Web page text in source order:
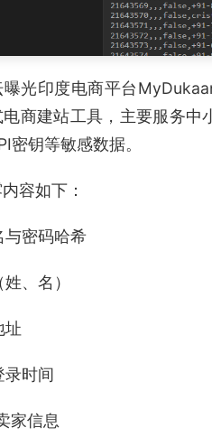
曝光印度电商平台
商建站工具，主要服务中
密钥等敏感数据。
容如下：
密码哈希
、名）
址
时间
家信息